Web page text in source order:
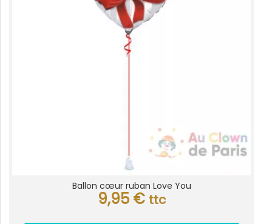
Ballon cœur ruban Love You
9,95 € ttc